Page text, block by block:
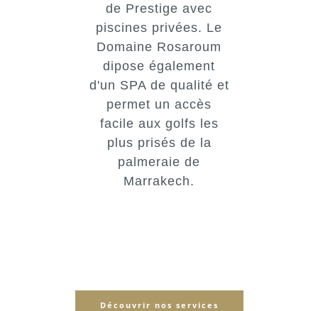
de Prestige avec
piscines privées. Le
Domaine Rosaroum
dipose également
d'un SPA de qualité et
permet un accès
facile aux golfs les
plus prisés de la
palmeraie de
Marrakech.
Découvrir nos services